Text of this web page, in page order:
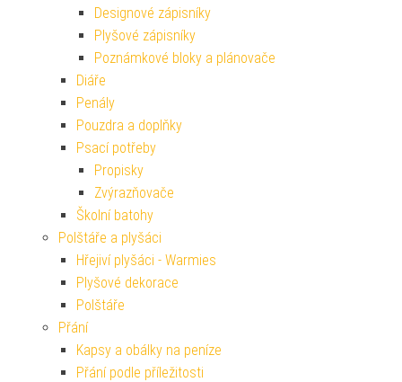
Designové zápisníky
Plyšové zápisníky
Poznámkové bloky a plánovače
Diáře
Penály
Pouzdra a doplňky
Psací potřeby
Propisky
Zvýrazňovače
Školní batohy
Polštáře a plyšáci
Hřejiví plyšáci - Warmies
Plyšové dekorace
Polštáře
Přání
Kapsy a obálky na peníze
Přání podle příležitosti